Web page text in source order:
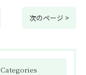
次のページ >
Categories